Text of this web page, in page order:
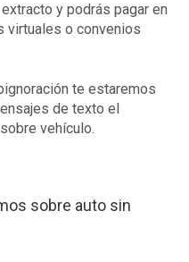
y podrás pagar en
virtuales o convenios
te estaremos
de texto el
vehículo.
sobre auto sin